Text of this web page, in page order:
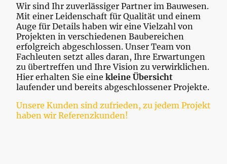
Wir sind Ihr zuverlässiger Partner im Bauwesen.
Mit einer Leidenschaft für Qualität und einem
Auge für Details haben wir eine Vielzahl von
Projekten in verschiedenen Baubereichen
erfolgreich abgeschlossen. Unser Team von
Fachleuten setzt alles daran, Ihre Erwartungen
zu übertreffen und Ihre Vision zu verwirklichen.
Hier erhalten Sie eine kleine Übersicht
laufender und bereits abgeschlossener Projekte.
Unsere Kunden sind zufrieden, zu jedem Projekt
haben wir Referenzkunden!